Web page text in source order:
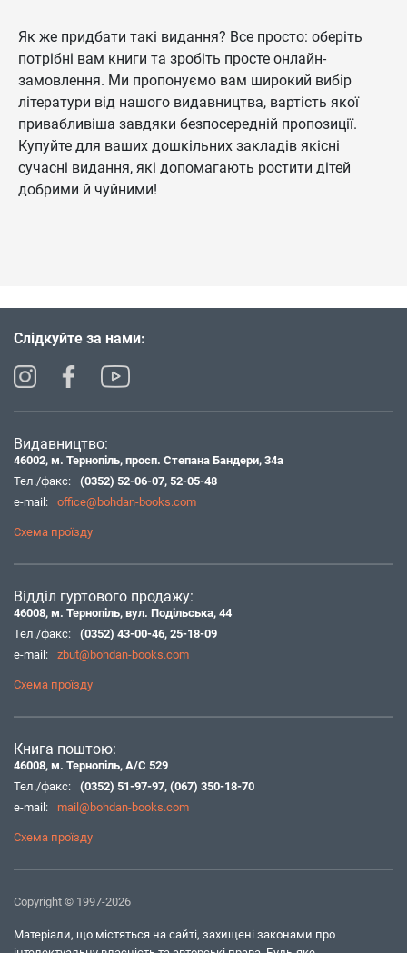
Як же придбати такі видання? Все просто: оберіть
потрібні вам книги та зробіть просте онлайн-
замовлення. Ми пропонуємо вам широкий вибір
літератури від нашого видавництва, вартість якої
привабливіша завдяки безпосередній пропозиції.
Купуйте для ваших дошкільних закладів якісні
сучасні видання, які допомагають ростити дітей
добрими й чуйними!
Слідкуйте за нами:
Видавництво:
46002, м. Тернопіль, просп. Степана Бандери, 34а
Тел./факс:
(0352) 52-06-07, 52-05-48
e-mail:
office@bohdan-books.com
Схема проїзду
Відділ гуртового продажу:
46008, м. Тернопіль, вул. Подільська, 44
Тел./факс:
(0352) 43-00-46, 25-18-09
e-mail:
zbut@bohdan-books.com
Схема проїзду
Книга поштою:
46008, м. Тернопіль, А/С 529
Тел./факс:
(0352) 51-97-97, (067) 350-18-70
e-mail:
mail@bohdan-books.com
Схема проїзду
Copyright © 1997-2026
Матеріали, що містяться на сайті, захищені законами про